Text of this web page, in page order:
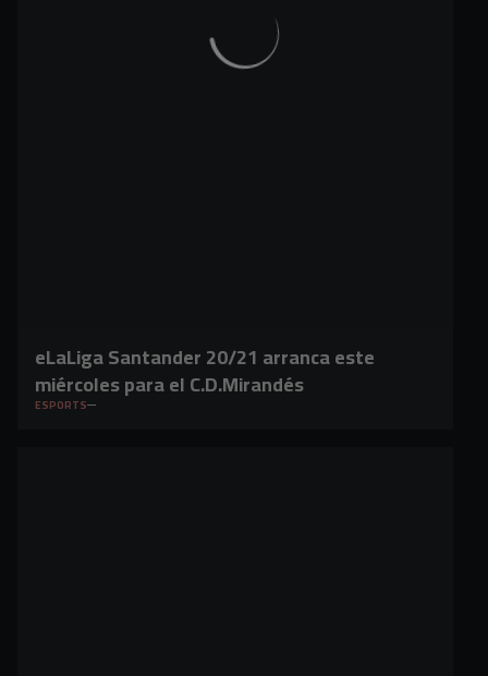
eLaLiga Santander 20/21 arranca este
miércoles para el C.D.Mirandés
ESPORTS